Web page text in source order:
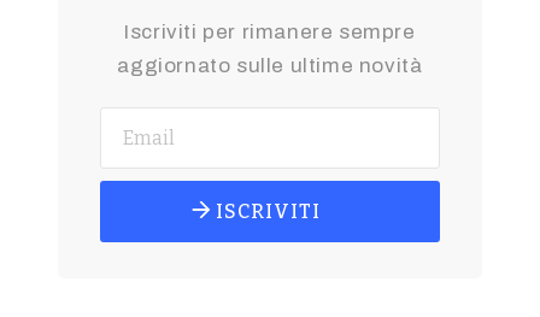
Iscriviti per rimanere sempre
aggiornato sulle ultime novità
ISCRIVITI